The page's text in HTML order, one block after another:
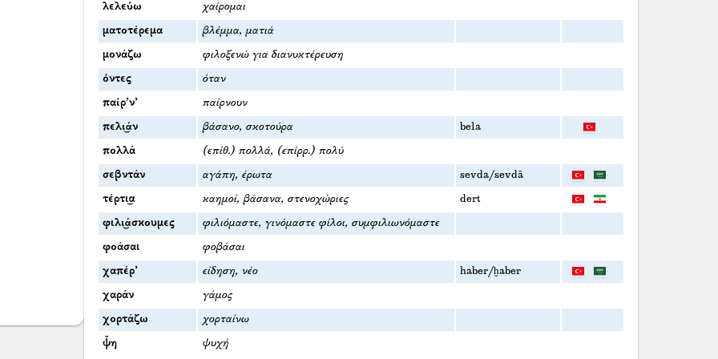
λελεύω χαίρομαι
ματοτέρεμα βλέμμα, ματιά
μονάζω φιλοξενώ για διανυκτέρευση
όντες όταν
παίρ’ν’ παίρνουν
πελι͜άν βάσανο, σκοτούρα bela
πολλά (επίθ.) πολλά, (επίρρ.) πολύ
σεβντάν αγάπη, έρωτα sevda/sevdā
τέρτι͜α καημοί, βάσανα, στενοχώριες dert
φιλι͜άσκουμες φιλιόμαστε, γινόμαστε φίλοι, συμφιλιωνόμαστε
φοάσαι φοβάσαι
χαπέρ’ είδηση, νέο haber/ḫaber
χαράν γάμος
χορτάζω χορταίνω
ψ̌η ψυχή